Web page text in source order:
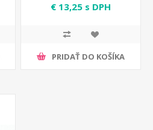
€ 13,25 s DPH
PRIDAŤ DO KOŠÍKA